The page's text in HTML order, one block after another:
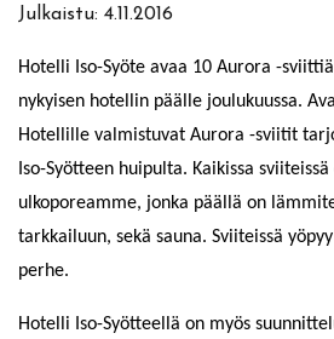
Julkaistu: 4.11.2016
Hotelli Iso-Syöte avaa 10 Aurora -
nykyisen hotellin päälle joulukuussa.
Hotellille valmistuvat Aurora -sviitit
Iso-Syötteen huipulta. Kaikissa
ulkoporeamme, jonka päällä on
tarkkailuun, sekä sauna. Sviiteissä
perhe.
Hotelli Iso-Syötteellä on myös